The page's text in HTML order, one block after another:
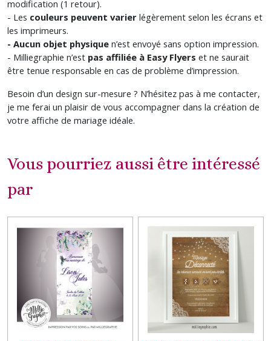
modification (1 retour).
- Les couleurs peuvent varier légèrement selon les écrans et
les imprimeurs.
- Aucun objet physique n’est envoyé sans option impression.
- Milliegraphie n’est pas affiliée à Easy Flyers et ne saurait
être tenue responsable en cas de problème d’impression.
Besoin d’un design sur-mesure ? N’hésitez pas à me contacter,
je me ferai un plaisir de vous accompagner dans la création de
votre affiche de mariage idéale.
Vous pourriez aussi être intéressé
par